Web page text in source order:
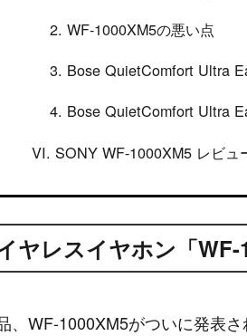
WF-1000XM5の悪い点
Bose QuietComfort Ultra
Bose QuietComfort Ultra
SONY WF-1000XM5 レビュ
ヤレスイヤホン「WF-
、WF-1000XM5がついに発表さ